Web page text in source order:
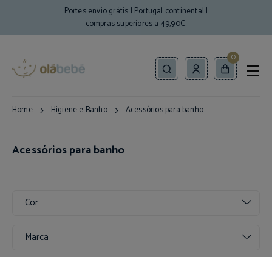
Portes envio grátis | Portugal continental |
compras superiores a 49,90€.
0
Home Higiene e Banho Acessórios para banho
Acessórios para banho